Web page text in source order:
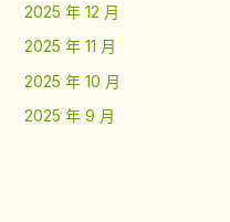
2025 年 12 月
2025 年 11 月
2025 年 10 月
2025 年 9 月